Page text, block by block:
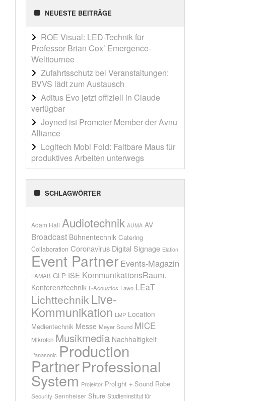
NEUESTE BEITRÄGE
ROE Visual: LED-Technik für
Professor Brian Cox’ Emergence-
Welttournee
Zufahrtsschutz bei Veranstaltungen:
BVVS lädt zum Austausch
Aditus Evo jetzt offiziell in Claude
verfügbar
Joyned ist Promoter Member der Avnu
Alliance
Logitech Mobi Fold: Faltbare Maus für
produktives Arbeiten unterwegs
SCHLAGWÖRTER
Adam Hall Audiotechnik AUMA AV
Broadcast Bühnentechnik Catering
Collaboration Coronavirus Digital Signage Elation
Event Partner Events-Magazin
FAMAB GLP ISE KommunikationsRaum.
Konferenztechnik L-Acoustics Lawo LEaT
Lichttechnik Live-
Kommunikation LMP Location
Medientechnik Messe Meyer Sound MICE
Mikrofon Musikmedia Nachhaltigkeit
Panasonic Production
PartnerProfessional
System Projektor Prolight + Sound Robe
Security Sennheiser Shure Studieninstitut für